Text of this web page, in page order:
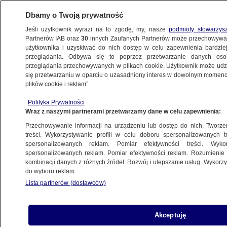
ŚWIAT
się Ilja Nawalny. "Obok niego leżał jego
paszport"
18.04.2022, 12:49
Udostępnij
żołnierze zabili tam mężczyznę, który nazywał
się Ilja Nawalny. Zdaniem świadków egzekucji
Dbamy o Twoją prywatność
Jeśli użytkownik wyrazi na to zgodę, my, naszepodmioty
Partnerów IAB oraz30 innych Zaufanych Partnerów może
użytkownika i uzyskiwać do nich dostęp w celu zapewnienia
przeglądania. Odbywa się to poprzez przetwarzanie danych
przeglądania przechowywanych w plikach cookie. Użytkownik może
się przetwarzaniu w oparciu o uzasadniony interes w dowolnym
plików cookie i reklam”.
Polityka Prywatności
Wraz z naszymi partnerami przetwarzamy dane w celu zapewnienia:
Przechowywanie informacji na urządzeniu lub dostęp do nich.
treści. Wykorzystywanie profili w celu doboru spersonalizowanych
spersonalizowanych reklam. Pomiar efektywności treści.
spersonalizowanych reklam. Pomiar efektywności reklam.
kombinacji danych z różnych źródeł. Rozwój i ulepszanie usług.
do wyboru reklam.
Lista partnerów (dostawców)
Akceptuję